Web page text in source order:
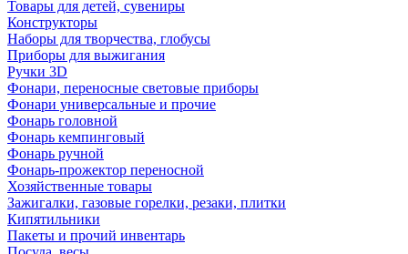
Товары для детей, сувениры
Конструкторы
Наборы для творчества, глобусы
Приборы для выжигания
Ручки 3D
Фонари, переносные световые приборы
Фонари универсальные и прочие
Фонарь головной
Фонарь кемпинговый
Фонарь ручной
Фонарь-прожектор переносной
Хозяйственные товары
Зажигалки, газовые горелки, резаки, плитки
Кипятильники
Пакеты и прочий инвентарь